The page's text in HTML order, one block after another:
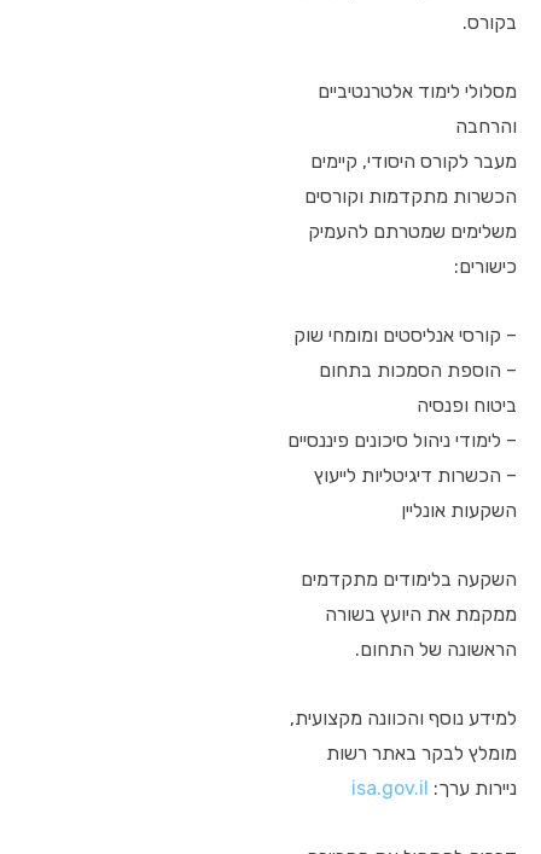
בקורס.
מסלולי לימוד אלטרנטיביים
והרחבה
מעבר לקורס היסודי, קיימים
הכשרות מתקדמות וקורסים
משלימים שמטרתם להעמיק
כישורים:
– קורסי אנליסטים ומומחי שוק
– הוספת הסמכות בתחום
ביטוח ופנסיה
– לימודי ניהול סיכונים פיננסיים
– הכשרות דיגיטליות לייעוץ
השקעות אונליין
השקעה בלימודים מתקדמים
ממקמת את היועץ בשורה
הראשונה של התחום.
למידע נוסף והכוונה מקצועית,
מומלץ לבקר באתר רשות
ניירות ערך: isa.gov.il